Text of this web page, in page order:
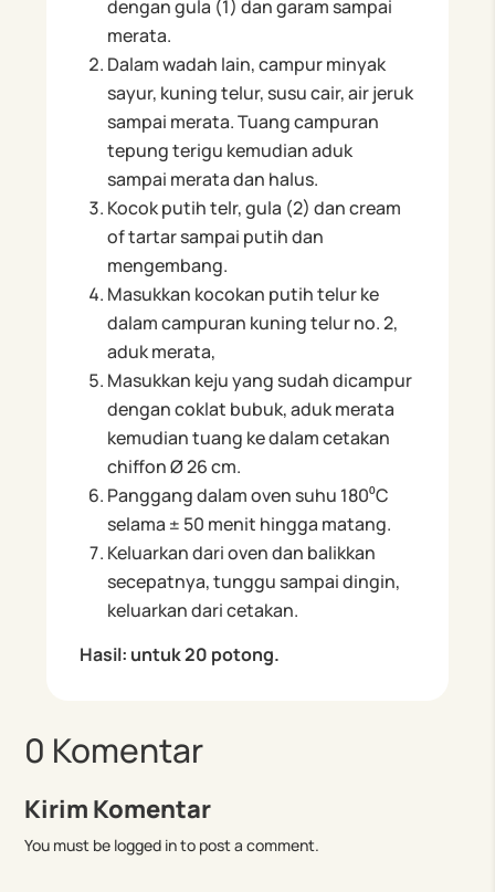
dengan gula (1) dan garam sampai
merata.
Dalam wadah lain, campur minyak
sayur, kuning telur, susu cair, air jeruk
sampai merata. Tuang campuran
tepung terigu kemudian aduk
sampai merata dan halus.
Kocok putih telr, gula (2) dan cream
of tartar sampai putih dan
mengembang.
Masukkan kocokan putih telur ke
dalam campuran kuning telur no. 2,
aduk merata,
Masukkan keju yang sudah dicampur
dengan coklat bubuk, aduk merata
kemudian tuang ke dalam cetakan
chiffon Ø 26 cm.
Panggang dalam oven suhu 180⁰C
selama ± 50 menit hingga matang.
Keluarkan dari oven dan balikkan
secepatnya, tunggu sampai dingin,
keluarkan dari cetakan.
Hasil: untuk 20 potong.
0 Komentar
Kirim Komentar
You must be logged in to post a comment.